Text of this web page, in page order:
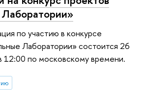
по участию в конкурсе
Лаборатории» состоится 26
12:00 по московскому времени.